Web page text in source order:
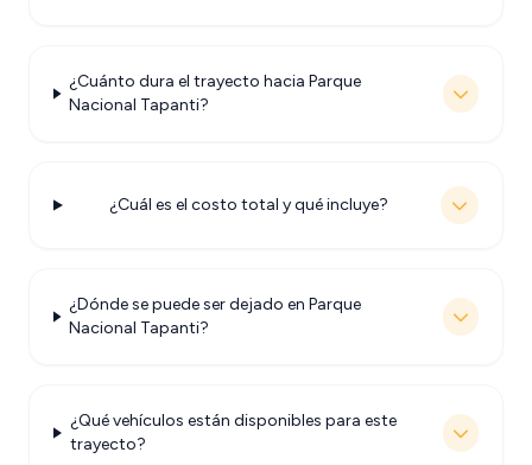
¿Cuánto dura el trayecto hacia Parque
Nacional Tapanti?
¿Cuál es el costo total y qué incluye?
¿Dónde se puede ser dejado en Parque
Nacional Tapanti?
¿Qué vehículos están disponibles para este
trayecto?